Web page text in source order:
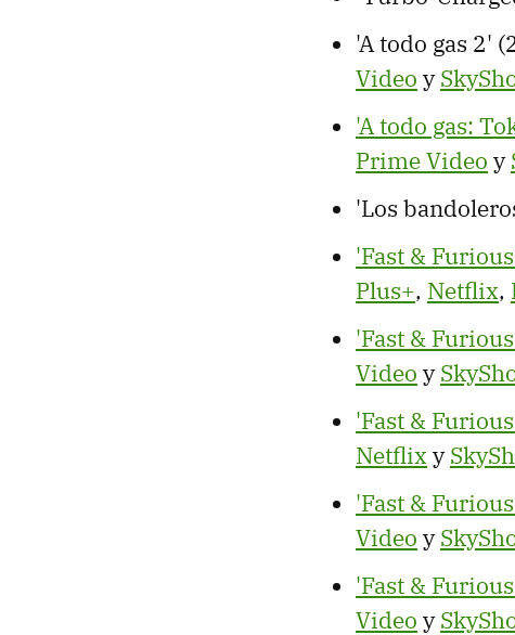
'A todo gas 2'
Video y
'A todo gas:
Prime Video y
'Los
'Fast &
Plus+, Netflix,
'Fast &
Video y
'Fast &
Netflixy
'Fast &
Video y
'Fast &
Video y